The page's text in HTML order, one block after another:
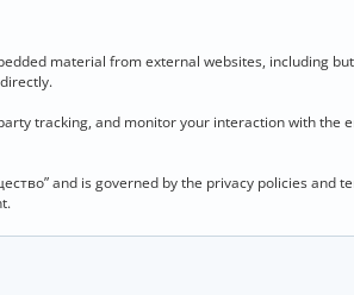
material from external websites, including
tracking, and monitor your interaction with
and is governed by the privacy policies